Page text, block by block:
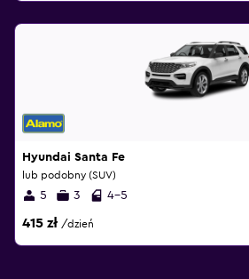
Hyundai Santa Fe
lub podobny (SUV)
5 3 4-5
415 zł /dzień